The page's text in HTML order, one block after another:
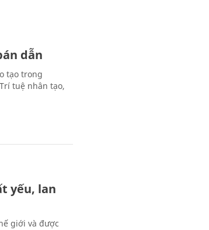
dẫn
tạo trong
tuệ nhân tạo,
yếu, lan
giới và được